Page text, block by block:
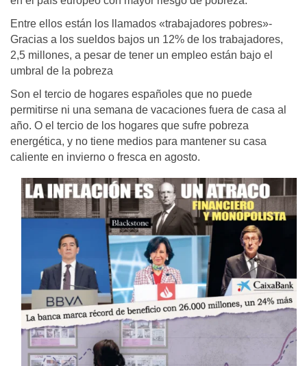
Entre ellos están los llamados «trabajadores pobres»-
Gracias a los sueldos bajos un 12% de los trabajadores,
2,5 millones, a pesar de tener un empleo están bajo el
umbral de la pobreza
Son el tercio de hogares españoles que no puede
permitirse ni una semana de vacaciones fuera de casa al
año. O el tercio de los hogares que sufre pobreza
energética, y no tiene medios para mantener su casa
caliente en invierno o fresca en agosto.